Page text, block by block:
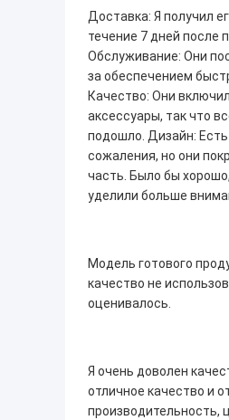
Доставка: Я получил
течение 7 дней после
Обслуживание: Они
за обеспечением
Качество: Они
аксессуары, так что
подошло. Дизайн:
сожаления, но они
часть. Было бы
уделили больше
Модель готового
качество не
оценивалось.
Я очень доволен
отличное качество и
производительность,